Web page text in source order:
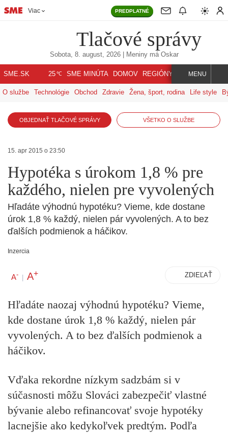
Viac PREDPLATNÉ
Tlačové správy
Sobota, 8. august, 2026| Meniny má Oskar
SME.SK 25℃ SME MINÚTA DOMOV REGIÓNY INDEX SVET
MENU
O službe Technológie Obchod Zdravie Žena, šport, rodina Life style
OBJEDNAŤ TLAČOVÉ SPRÁVY VŠETKO O SLUŽBE
15. apr 2015 o 23:50
Hypotéka s úrokom 1,8 % pre
každého, nielen pre vyvolených
Hľadáte výhodnú hypotéku? Vieme, kde dostane
úrok 1,8 % každý, nielen pár vyvolených. A to bez
ďalších podmienok a háčikov.
Inzercia
A- | A+ ZDIEĽAŤ
Hľadáte naozaj výhodnú hypotéku? Vieme,
kde dostane úrok 1,8 % každý, nielen pár
vyvolených. A to bez ďalších podmienok a
háčikov.
Vďaka rekordne nízkym sadzbám si v
súčasnosti môžu Slováci zabezpečiť vlastné
bývanie alebo refinancovať svoje hypotéky
lacnejšie ako kedykoľvek predtým. Podľa